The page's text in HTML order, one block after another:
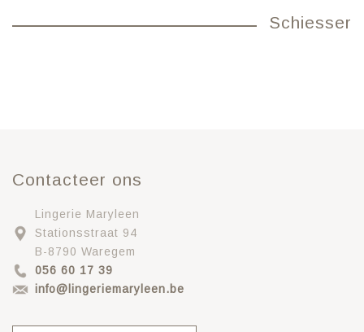
Schiesser
Contacteer ons
Lingerie Maryleen
Stationsstraat 94
B-8790 Waregem
056 60 17 39
info@lingeriemaryleen.be